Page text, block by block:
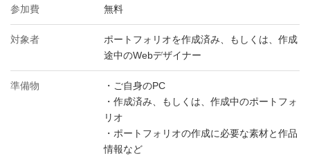
参加費 無料
対象者
ポートフォリオを作成済み、もしくは、作成
途中のWebデザイナー
準備物
・ご自身のPC
・作成済み、もしくは、作成中のポートフォ
リオ
・ポートフォリオの作成に必要な素材と作品
情報など